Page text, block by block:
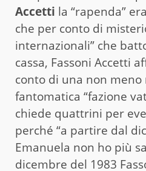
Accetti la “rapenda”
che per conto di
internazionali” che
cassa, Fassoni Accetti
conto di una non meno
fantomatica “fazione
chiede quattrini per
perché “a partire dal
Emanuela non ho più
dicembre del 1983